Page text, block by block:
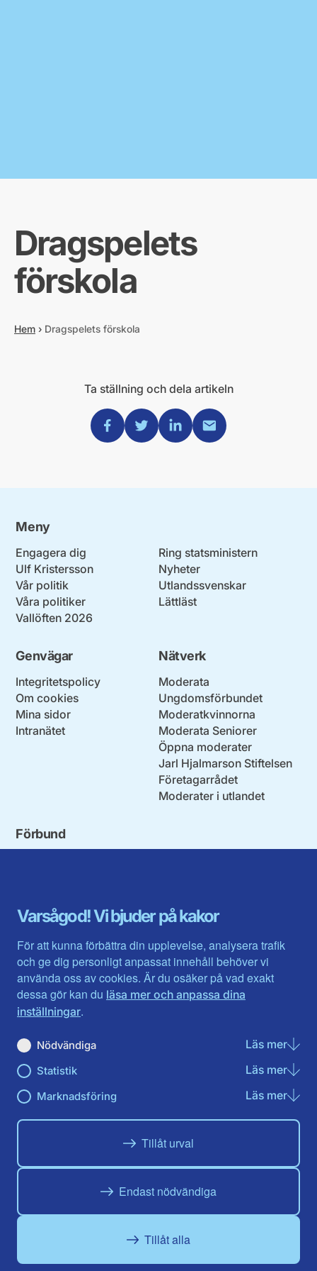
Varsågod! Vi bjuder på kakor
För att kunna förbättra din upplevelse, analysera trafik
och ge dig personligt anpassat innehåll behöver vi
använda oss av cookies. Är du osäker på vad exakt
dessa gör kan du läsa mer och anpassa dina
inställningar.
Nödvändiga Läs merom
Statistik Läs merom
Marknadsföring Läs merom
Tillåt urval
Endast nödvändiga
Tillåt alla
Dragspelets
förskola
Hem › Dragspelets förskola
Ta ställning och dela artikeln
Dela via Facebook
Dela via Twitter
Dela via Linkedin
Dela via Mail
Meny
Engagera dig
Ulf Kristersson
Vår politik
Våra politiker
Vallöften 2026
Ring statsministern
Nyheter
Utlandssvenskar
Lättläst
Genvägar
Integritetspolicy
Om cookies
Mina sidor
Intranätet
Nätverk
Moderata
Ungdomsförbundet
Moderatkvinnorna
Moderata Seniorer
Öppna moderater
Jarl Hjalmarson Stiftelsen
Företagarrådet
Moderater i utlandet
Förbund
Gävleborg
Halland
Jämtlands län
Jönköpings län
Kalmar län
Kronobergs län
Norrbotten
Skåne län
Värmlands län
Västerbotten
Västra Götaland
Västernorrland
Västmanland
Örebro län
Östergötland
Du hittar oss här på sociala medier
Facebook
Instagram